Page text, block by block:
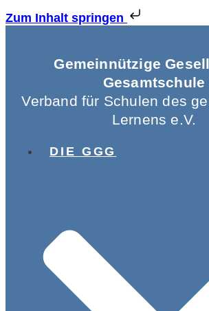
Zum Inhalt springen
Gemeinnützige
Gesamtschule
Verband für Schulen des
Lernens e.V.
DIE GGG